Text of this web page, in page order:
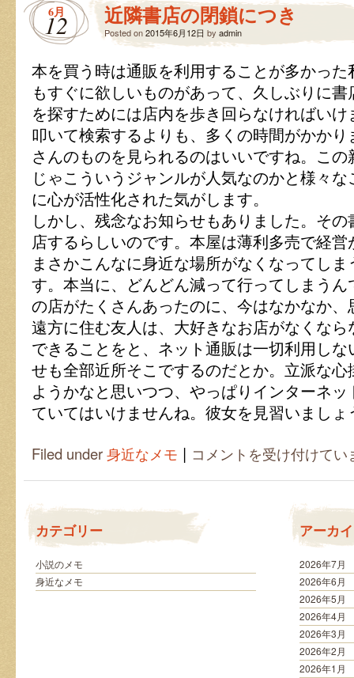
ろ
い
ろ
6月
12 近隣書店の閉鎖につき
Posted on2015年6月12日 by admin
本を買う時は通販を利用することが多かっ
もすぐに欲しいものがあって、久しぶりに
を探すためには店内を歩き回らなければい
叩いて検索するよりも、多くの時間がかか
さんのものを見られるのはいいですね。こ
じゃこういうジャンルが人気なのかと様々
に心が活性化された気がします。
しかし、残念なお知らせもありました。そ
店するらしいのです。本屋は薄利多売で経
まさかこんなに身近な場所がなくなってし
す。本当に、どんどん減って行ってしまう
の店がたくさんあったのに、今はなかなか
遠方に住む友人は、大好きなお店がなくな
できることをと、ネット通販は一切利用し
せも全部近所そこでするのだとか。立派な
ようかなと思いつつ、やっぱりインターネ
ていてはいけませんね。彼女を見習いましょ
Filed under身近なメモ |
近
隣
閉
鎖
き
は
コメントを受け付けてい
カテゴリー
小説のメモ
身近なメモ
アーカ
2026年7月
2026年6月
2026年5月
2026年4月
2026年3月
2026年2月
2026年1月